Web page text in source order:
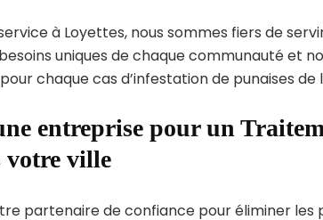
à Loyettes, nous sommes fiers de
uniques de chaque communauté et
chaque cas d’infestation de punaises de
entreprise pour un
votre ville
partenaire de confiance pour éliminer les